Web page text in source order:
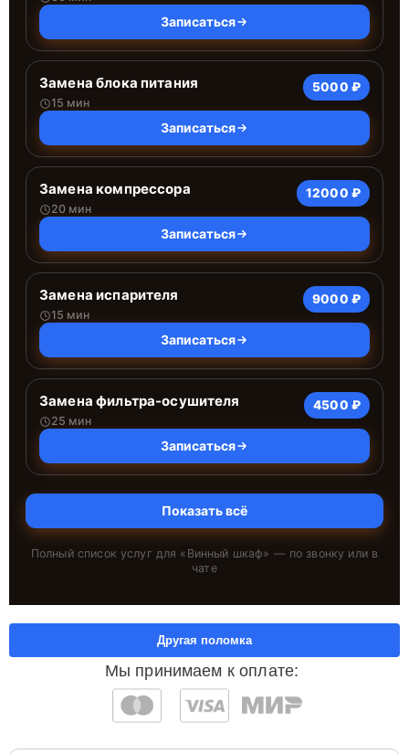
Записаться
Замена блока питания
15 мин
5000 ₽
Записаться
Замена компрессора
20 мин
12000 ₽
Записаться
Замена испарителя
15 мин
9000 ₽
Записаться
Замена фильтра-осушителя
25 мин
4500 ₽
Записаться
Показать всё
Полный список услуг для « Винный шкаф» — по звонку или в
чате
Мы принимаем к оплате:
Другая поломка